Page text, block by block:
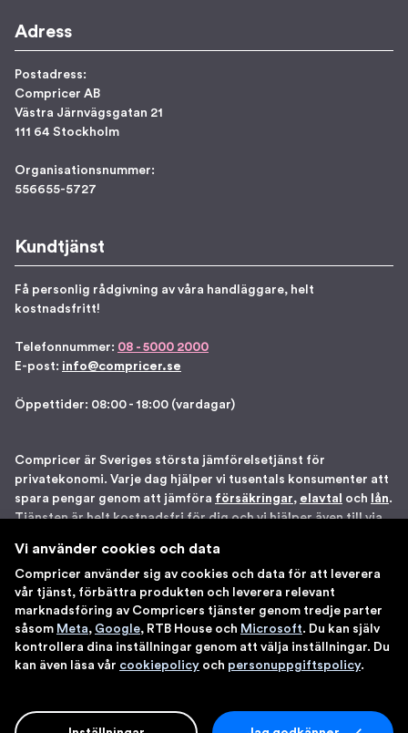
Adress
Postadress:
Compricer AB
Västra Järnvägsgatan 21
111 64 Stockholm
Organisationsnummer:
556655-5727
Kundtjänst
Få personlig rådgivning av våra handläggare, helt
kostnadsfritt!
Telefonnummer: 08 - 5000 2000
E-post: info@compricer.se
Öppettider: 08:00 - 18:00 (vardagar)
Compricer är Sveriges största jämförelsetjänst för
privatekonomi. Varje dag hjälper vi tusentals konsumenter att
spara pengar genom att jämföra försäkringar, elavtal och lån.
Tjänsten är helt kostnadsfri för dig och vi hjälper även till via
försäkringsdistributör hos Bolagsverket samt står under
Finansinspektionens tillsyn. Åtta gånger har vi blivit utsedda
till en av Sveriges 100 bästa sajter av IDG. Du kan känna dig
trygg med att använda våra tjänster.
Vi använder cookies och data
Compricer använder sig av cookies och data för att leverera
vår tjänst, förbättra produkten och leverera relevant
marknadsföring av Compricers tjänster genom tredje parter
såsom Meta, Google, RTB House och Microsoft. Du kan själv
kontrollera dina inställningar genom att välja inställningar. Du
kan även läsa vår cookiepolicy och personuppgiftspolicy.